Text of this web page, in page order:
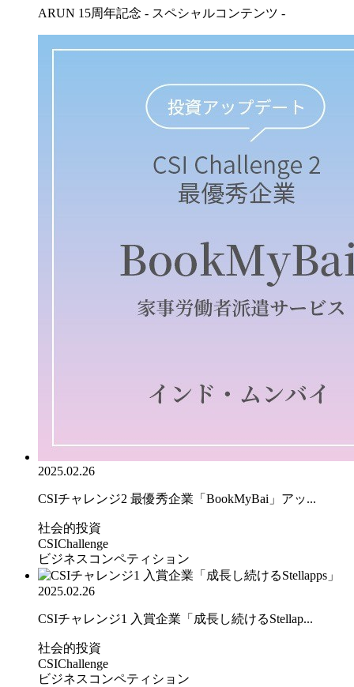
ARUN 15周年記念 - スペシャルコンテンツ -
2025.02.26
CSIチャレンジ2 最優秀企業「BookMyBai」アッ...
社会的投資
CSIChallenge
ビジネスコンペティション
2025.02.26
CSIチャレンジ1 入賞企業「成長し続けるStellap...
社会的投資
CSIChallenge
ビジネスコンペティション